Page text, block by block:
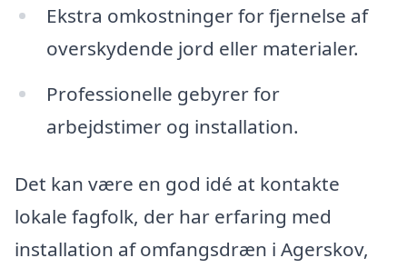
Ekstra omkostninger for fjernelse af
overskydende jord eller materialer.
Professionelle gebyrer for
arbejdstimer og installation.
Det kan være en god idé at kontakte
lokale fagfolk, der har erfaring med
installation af omfangsdræn i Agerskov,